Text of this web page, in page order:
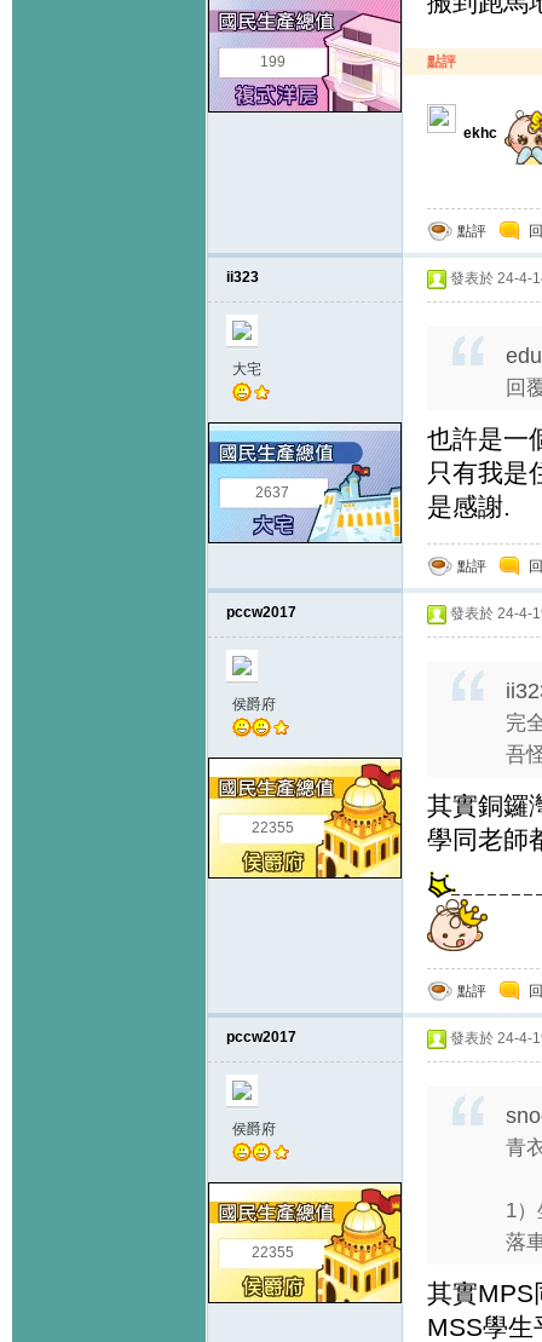
199 點評
ekhc
點評
ii323
大宅
2637
發表於 24-4-
回
也許是一
只有我是
是感謝.
點評
pccw2017
侯爵府
22355
發表於 24-4-
完
吾
其實銅鑼
學同老師
點評
pccw2017
侯爵府
22355
發表於 24-4-
青
1
落
其實MPS
MSS學生